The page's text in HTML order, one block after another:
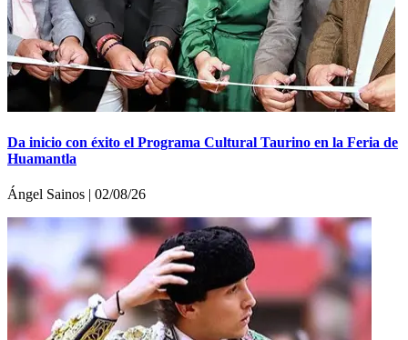
Da inicio con éxito el Programa Cultural Taurino en la Feria de
Huamantla
Ángel Sainos | 02/08/26